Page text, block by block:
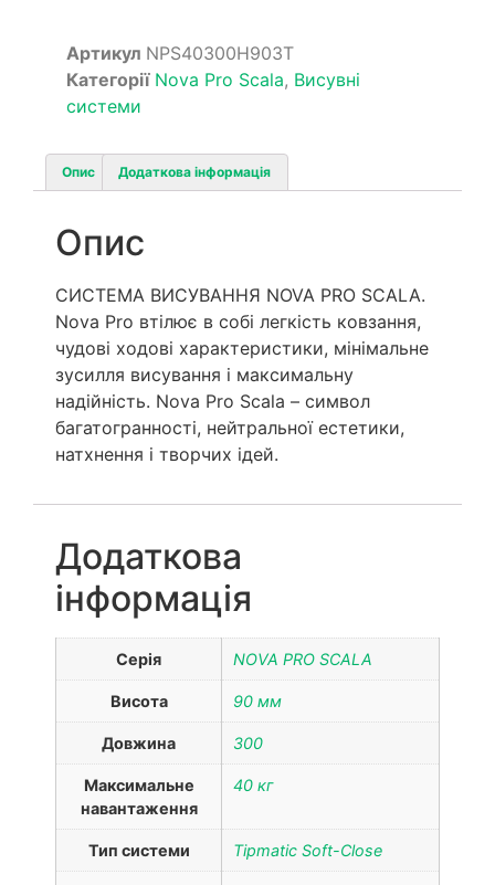
Артикул NPS40300H903T
Категорії Nova Pro Scala, Висувні
системи
Опис Додаткова інформація
Опис
СИСТЕМА ВИСУВАННЯ NOVA PRO SCALA.
Nova Pro втілює в собі легкість ковзання,
чудові ходові характеристики, мінімальне
зусилля висування і максимальну
надійність. Nova Pro Scala – символ
багатогранності, нейтральної естетики,
натхнення і творчих ідей.
Додаткова
інформація
Серія NOVA PRO SCALA
Висота 90 мм
Довжина 300
Максимальне
навантаження
40 кг
Тип системи Tipmatic Soft-Close